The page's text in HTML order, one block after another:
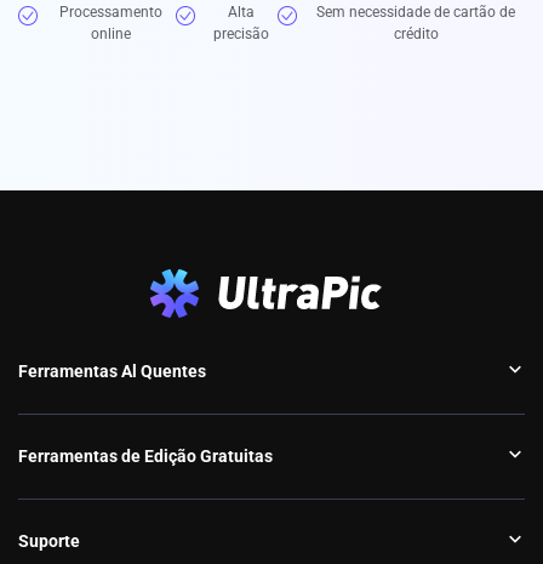
Grátis
Processamento
online
Alta
precisão
Sem necessidade de cartão de
crédito
Ferramentas Al Quentes
Ferramentas de Edição Gratuitas
Suporte